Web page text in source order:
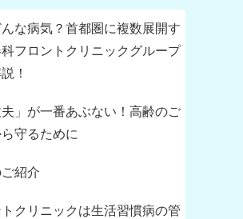
な病気？首都圏に複数展開す
フロントクリニックグループ
！
夫」が一番あぶない！高齢のご
守るために
紹介
クリニックは生活習慣病の管